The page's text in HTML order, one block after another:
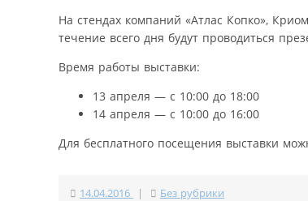
На стендах компаний «Атлас Копко»,
течение всего дня будут проводиться
Время работы выставки:
13 апреля — с 10:00 до 18:00
14 апреля — с 10:00 до 16:00
Для бесплатного посещения выставки
14.04.2016 | Без рубрики